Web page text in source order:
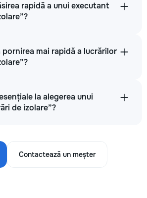
rapidă a unui executant
pornirea mai rapidă a lucrărilor
la alegerea unui
de izolare”?
Contactează un meșter